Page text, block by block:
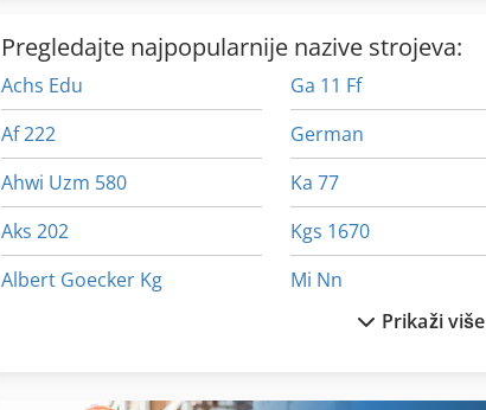
Pregledajte najpopularnije nazive strojeva:
Achs Edu
Af 222
Ahwi Uzm 580
Aks 202
Albert Goecker Kg
Ga 11 Ff
German
Ka 77
Kgs 1670
Mi Nn
Neophot 2Prikaži više